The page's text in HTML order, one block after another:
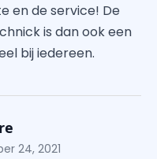
en de service! De
is dan ook een
bij iedereen.
24, 2021